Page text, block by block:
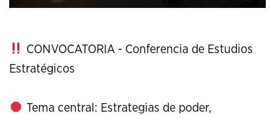
CONVOCATORIA - Conferencia de Estudios
Estratégicos
Tema central: Estrategias de poder,